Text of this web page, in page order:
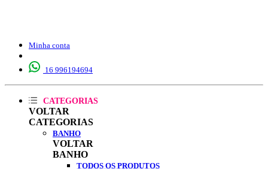
Minha conta
16 996194694
CATEGORIAS
VOLTAR
CATEGORIAS
BANHO
VOLTAR
BANHO
TODOS OS PRODUTOS